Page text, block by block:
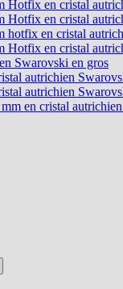
Hotfix en cristal
Hotfix en cristal
hotfix en cristal
Hotfix en cristal
Swarovski en gros
autrichien
autrichien
en cristal